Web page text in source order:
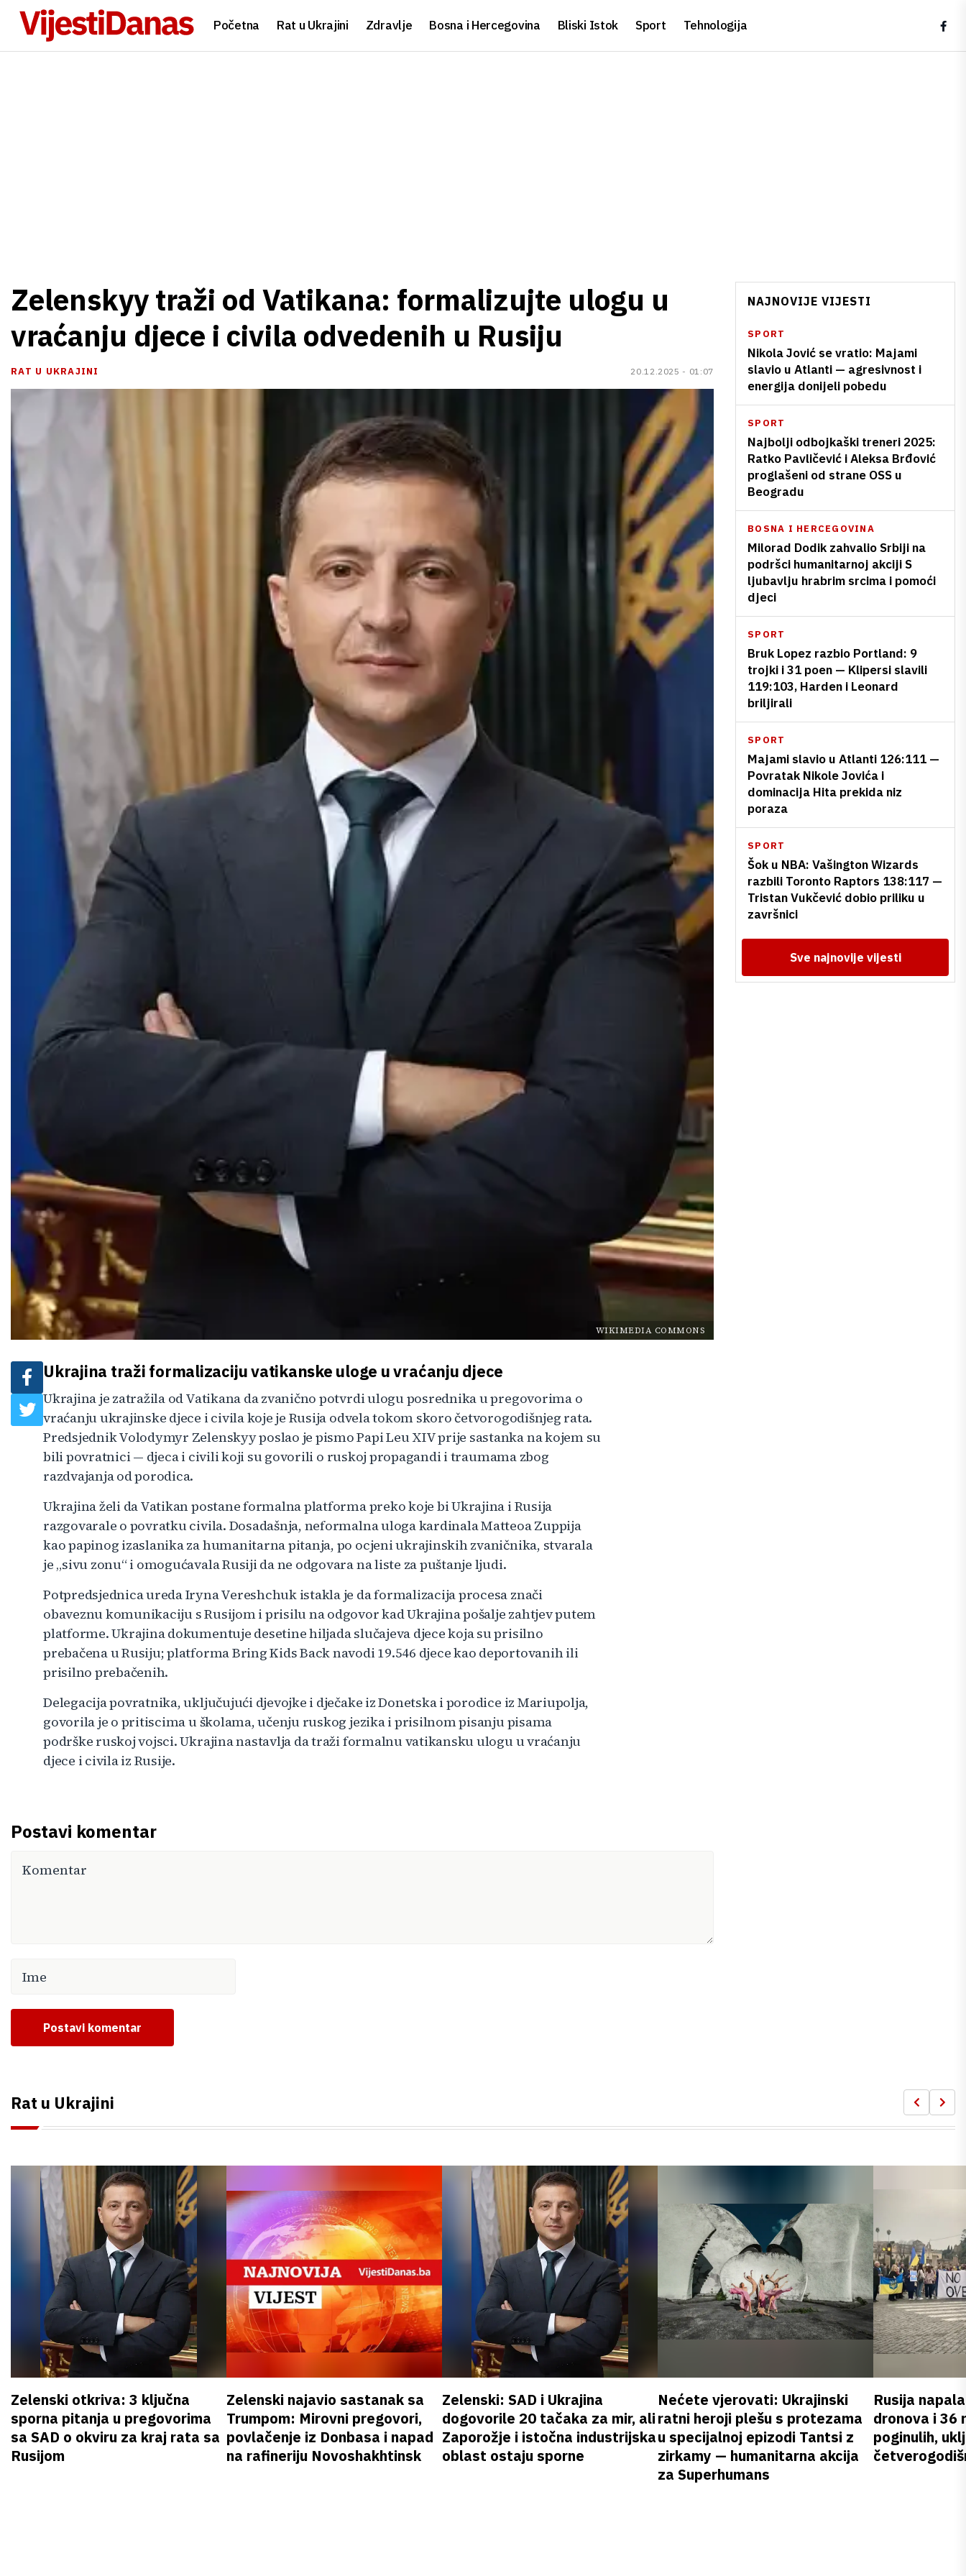
Početna Rat u Ukrajini Zdravlje Bosna i Hercegovina Bliski Istok Sport Tehnologija
Zelenskyy traži od Vatikana: formalizujte ulogu u
vraćanju djece i civila odvedenih u Rusiju
RAT U UKRAJINI 20.12.2025 - 01:07
WIKIMEDIA COMMONS
Ukrajina traži formalizaciju vatikanske uloge u vraćanju djece
Ukrajina je zatražila od Vatikana da zvanično potvrdi ulogu posrednika u pregovorima o
vraćanju ukrajinske djece i civila koje je Rusija odvela tokom skoro četvorogodišnjeg rata.
Predsjednik Volodymyr Zelenskyy poslao je pismo Papi Leu XIV prije sastanka na kojem su
bili povratnici — djeca i civili koji su govorili o ruskoj propagandi i traumama zbog
razdvajanja od porodica.
Ukrajina želi da Vatikan postane formalna platforma preko koje bi Ukrajina i Rusija
razgovarale o povratku civila. Dosadašnja, neformalna uloga kardinala Matteoa Zuppija
kao papinog izaslanika za humanitarna pitanja, po ocjeni ukrajinskih zvaničnika, stvarala
je „sivu zonu“ i omogućavala Rusiji da ne odgovara na liste za puštanje ljudi.
Potpredsjednica ureda Iryna Vereshchuk istakla je da formalizacija procesa znači
obaveznu komunikaciju s Rusijom i prisilu na odgovor kad Ukrajina pošalje zahtjev putem
platforme. Ukrajina dokumentuje desetine hiljada slučajeva djece koja su prisilno
prebačena u Rusiju; platforma Bring Kids Back navodi 19.546 djece kao deportovanih ili
prisilno prebačenih.
Delegacija povratnika, uključujući djevojke i dječake iz Donetska i porodice iz Mariupolja,
govorila je o pritiscima u školama, učenju ruskog jezika i prisilnom pisanju pisama
podrške ruskoj vojsci. Ukrajina nastavlja da traži formalnu vatikansku ulogu u vraćanju
djece i civila iz Rusije.
Postavi komentar
Postavi komentar
NAJNOVIJE VIJESTI
SPORT
Nikola Jović se vratio: Majami
slavio u Atlanti — agresivnost i
energija donijeli pobedu
SPORT
Najbolji odbojkaški treneri 2025:
Ratko Pavličević i Aleksa Brđović
proglašeni od strane OSS u
Beogradu
BOSNA I HERCEGOVINA
Milorad Dodik zahvalio Srbiji na
podršci humanitarnoj akciji S
ljubavlju hrabrim srcima i pomoći
djeci
SPORT
Bruk Lopez razbio Portland: 9
trojki i 31 poen — Klipersi slavili
119:103, Harden i Leonard
briljirali
SPORT
Majami slavio u Atlanti 126:111 —
Povratak Nikole Jovića i
dominacija Hita prekida niz
poraza
SPORT
Šok u NBA: Vašington Wizards
razbili Toronto Raptors 138:117 —
Tristan Vukčević dobio priliku u
završnici
Sve najnovije vijesti
Rat u Ukrajini
Zelenski otkriva: 3 ključna
sporna pitanja u pregovorima
sa SAD o okviru za kraj rata sa
Rusijom
Zelenski najavio sastanak sa
Trumpom: Mirovni pregovori,
povlačenje iz Donbasa i napad
na rafineriju Novoshakhtinsk
Zelenski: SAD i Ukrajina
dogovorile 20 tačaka za mir, ali
Zaporožje i istočna industrijska
oblast ostaju sporne
Nećete vjerovati: Ukrajinski
ratni heroji plešu s protezama
u specijalnoj epizodi Tantsi z
zirkamy — humanitarna akcija
za Superhumans
Rusija
dronova i 36
poginulih,